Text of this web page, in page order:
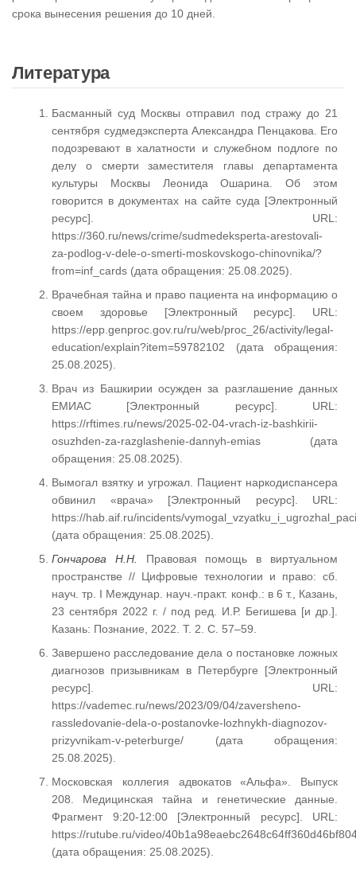
срока вынесения решения до 10 дней.
Литература
Басманный суд Москвы отправил под стражу до 21
сентября судмедэксперта Александра Пенцакова. Его
подозревают в халатности и служебном подлоге по
делу о смерти заместителя главы департамента
культуры Москвы Леонида Ошарина. Об этом
говорится в документах на сайте суда [Электронный
ресурс]. URL:
https://360.ru/news/crime/sudmedeksperta-arestovali-
za-podlog-v-dele-o-smerti-moskovskogo-chinovnika/?
from=inf_cards (дата обращения: 25.08.2025).
Врачебная тайна и право пациента на информацию о
своем здоровье [Электронный ресурс]. URL:
https://epp.genproc.gov.ru/ru/web/proc_26/activity/legal-
education/explain?item=59782102 (дата обращения:
25.08.2025).
Врач из Башкирии осужден за разглашение данных
ЕМИАС [Электронный ресурс]. URL:
https://rftimes.ru/news/2025-02-04-vrach-iz-bashkirii-
osuzhden-za-razglashenie-dannyh-emias (дата
обращения: 25.08.2025).
Вымогал взятку и угрожал. Пациент наркодиспансера
обвинил «врача» [Электронный ресурс]. URL:
https://hab.aif.ru/incidents/
(дата обращения: 25.08.2025).
Гончарова Н.Н.
Правовая помощь в виртуальном
пространстве // Цифровые технологии и право: сб.
науч. тр. I Междунар. науч.-практ. конф.: в 6 т., Казань,
23 сентября 2022 г. / под ред. И.Р. Бегишева [и др.].
Казань: Познание, 2022. Т. 2. С. 57–59.
Завершено расследование дела о постановке ложных
диагнозов призывникам в Петербурге [Электронный
ресурс]. URL:
https://vademec.ru/news/2023/09/04/zaversheno-
rassledovanie-dela-o-postanovke-lozhnykh-diagnozov-
prizyvnikam-v-peterburge/ (дата обращения:
25.08.2025).
Московская коллегия адвокатов «Альфа». Выпуск
208. Медицинская тайна и генетические данные.
Фрагмент 9:20-12:00 [Электронный ресурс]. URL:
https://rutube.ru/video/
(дата обращения: 25.08.2025).